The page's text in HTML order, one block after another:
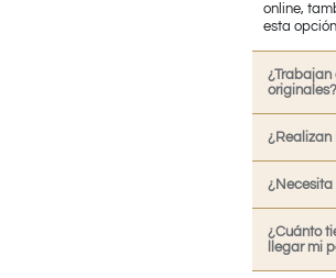
online,
esta
¿Trabajan
originales?
¿Realizan
¿Necesita
¿Cuánto
llegar mi